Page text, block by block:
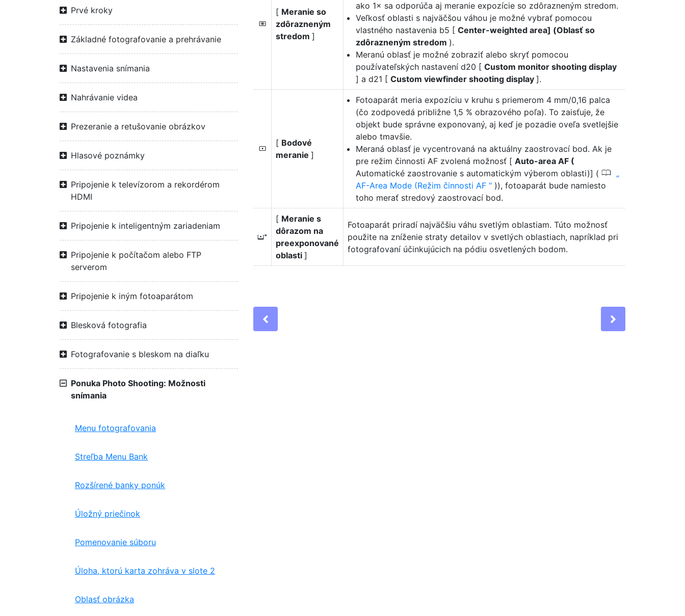
Prvé kroky
Základné fotografovanie a prehrávanie
Nastavenia snímania
Nahrávanie videa
Prezeranie a retušovanie obrázkov
Hlasové poznámky
Pripojenie k televízorom a rekordérom
HDMI
Pripojenie k inteligentným zariadeniam
Pripojenie k počítačom alebo FTP
serverom
Pripojenie k iným fotoaparátom
Blesková fotografia
Fotografovanie s bleskom na diaľku
Ponuka Photo Shooting: Možnosti
snímania
Menu fotografovania
Streľba Menu Bank
Rozšírené banky ponúk
Úložný priečinok
Pomenovanie súboru
Úloha, ktorú karta zohráva v slote 2
Oblasť obrázka
M
[ Meranie so
zdôrazneným
stredom ]
ako 1× sa odporúča aj meranie expozície so zdôrazneným stredom.
Veľkosť oblasti s najväčšou váhou je možné vybrať pomocou
vlastného nastavenia b5 [ Center-weighted area] (Oblasť so
zdôrazneným stredom ).
Meranú oblasť je možné zobraziť alebo skryť pomocou
používateľských nastavení d20 [ Custom monitor shooting display
] a d21 [ Custom viewfinder shooting display ].
N
[ Bodové
meranie ]
Fotoaparát meria expozíciu v kruhu s priemerom 4 mm/0,16 palca
(čo zodpovedá približne 1,5 % obrazového poľa). To zaisťuje, že
objekt bude správne exponovaný, aj keď je pozadie oveľa svetlejšie
alebo tmavšie.
Meraná oblasť je vycentrovaná na aktuálny zaostrovací bod. Ak je
pre režim činnosti AF zvolená možnosť [ Auto-area AF (
Automatické zaostrovanie s automatickým výberom oblasti)] ( 0
AF-Area Mode (Režim činnosti AF
)), fotoaparát bude namiesto
toho merať stredový zaostrovací bod.
t
[ Meranie s
dôrazom na
preexponované
oblasti ]
Fotoaparát priradí najväčšiu váhu svetlým oblastiam. Túto možnosť
použite na zníženie straty detailov v svetlých oblastiach, napríklad pri
fotografovaní účinkujúcich na pódiu osvetlených bodom.